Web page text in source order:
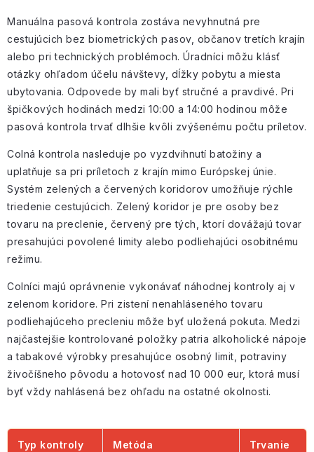
Manuálna pasová kontrola zostáva nevyhnutná pre
cestujúcich bez biometrických pasov, občanov tretích krajín
alebo pri technických problémoch. Úradníci môžu klásť
otázky ohľadom účelu návštevy, dĺžky pobytu a miesta
ubytovania. Odpovede by mali byť stručné a pravdivé. Pri
špičkových hodinách medzi 10:00 a 14:00 hodinou môže
pasová kontrola trvať dlhšie kvôli zvýšenému počtu príletov.
Colná kontrola nasleduje po vyzdvihnutí batožiny a
uplatňuje sa pri príletoch z krajín mimo Európskej únie.
Systém zelených a červených koridorov umožňuje rýchle
triedenie cestujúcich. Zelený koridor je pre osoby bez
tovaru na preclenie, červený pre tých, ktorí dovážajú tovar
presahujúci povolené limity alebo podliehajúci osobitnému
režimu.
Colníci majú oprávnenie vykonávať náhodnej kontroly aj v
zelenom koridore. Pri zistení nenahláseného tovaru
podliehajúceho precleniu môže byť uložená pokuta. Medzi
najčastejšie kontrolované položky patria alkoholické nápoje
a tabakové výrobky presahujúce osobný limit, potraviny
živočíšneho pôvodu a hotovosť nad 10 000 eur, ktorá musí
byť vždy nahlásená bez ohľadu na ostatné okolnosti.
Typ kontroly Metóda Trvanie